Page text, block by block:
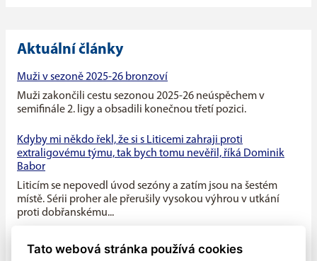
Aktuální články
Muži v sezoně 2025-26 bronzoví
Muži zakončili cestu sezonou 2025-26 neúspěchem v
semifinále 2. ligy a obsadili konečnou třetí pozici.
Kdyby mi někdo řekl, že si s Liticemi zahraji proti
extraligovému týmu, tak bych tomu nevěřil, říká Dominik
Babor
Liticím se nepovedl úvod sezóny a zatím jsou na šestém
místě. Sérii proher ale přerušily vysokou výhrou v utkání
proti dobřanskému...
Máme v týmu ideální kombinaci dravého mládí a zkušenosti
starších hráčů, říká kapitán Litic Zdeněk Slanec
Tato webová stránka používá cookies